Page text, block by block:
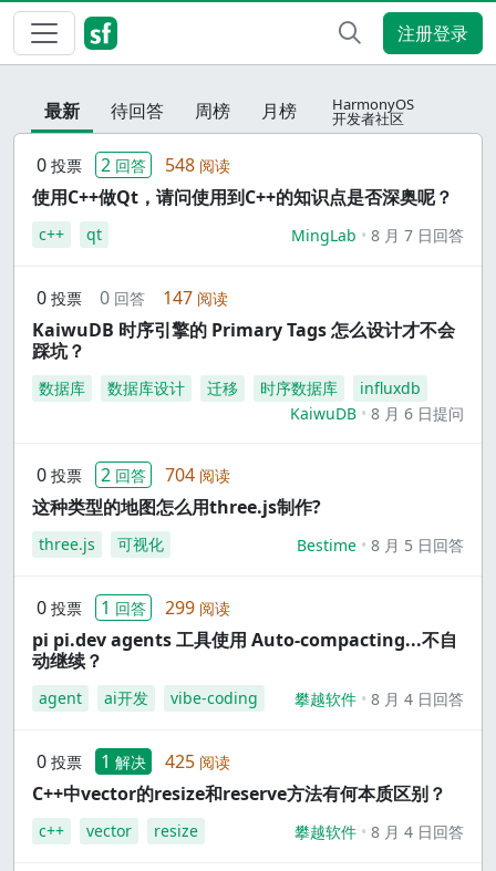
注册登录
最新 待回答 周榜 月榜 HarmonyOS
开发者社区
0 投票 2 回答 548 阅读
使用C++做Qt，请问使用到C++的知识点是否深奥呢？
c++ qt MingLab 8 月 7 日回答
0 投票 0 回答 147 阅读
KaiwuDB 时序引擎的 Primary Tags 怎么设计才不会
踩坑？
数据库 数据库设计 迁移 时序数据库
influxdb
KaiwuDB
8 月 6 日提问
0 投票 2 回答 704 阅读
这种类型的地图怎么用three.js制作?
three.js 可视化 Bestime 8 月 5 日回答
0 投票 1 回答 299 阅读
pi pi.dev agents 工具使用 Auto-compacting...不自
动继续？
agent ai开发 vibe-coding 攀越软件 8 月 4 日回答
0 投票 1 解决 425 阅读
C++中vector的resize和reserve方法有何本质区别？
c++ vector resize 攀越软件 8 月 4 日回答